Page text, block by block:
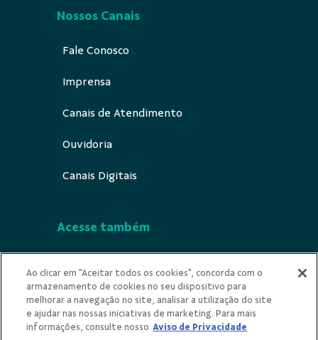
Nossos Canais
Fale Conosco
Imprensa
Canais de Atendimento
Ouvidoria
Canais Digitais
Acesse também
Indícios de Ilícitude
Privacidade
Ao clicar em "Aceitar todos os cookies", concorda com o
armazenamento de cookies no seu dispositivo para
melhorar a navegação no site, analisar a utilização do site
e ajudar nas nossas iniciativas de marketing. Para mais
informações, consulte nosso Aviso de Privacidade